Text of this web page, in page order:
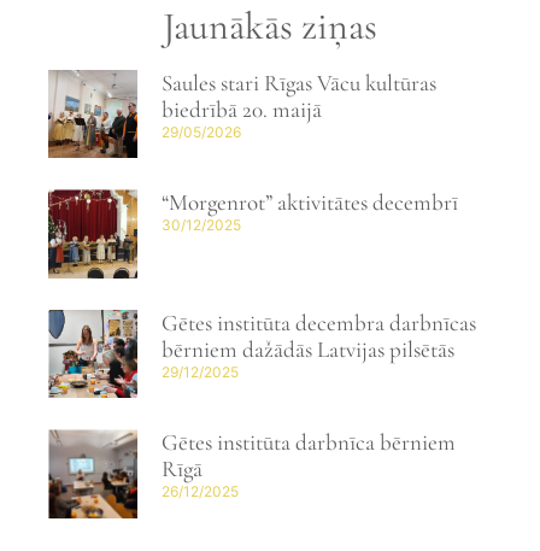
Jaunākās ziņas
Saules stari Rīgas Vācu kultūras
biedrībā 20. maijā
29/05/2026
“Morgenrot” aktivitātes decembrī
30/12/2025
Gētes institūta decembra darbnīcas
bērniem dažādās Latvijas pilsētās
29/12/2025
Gētes institūta darbnīca bērniem
Rīgā
26/12/2025